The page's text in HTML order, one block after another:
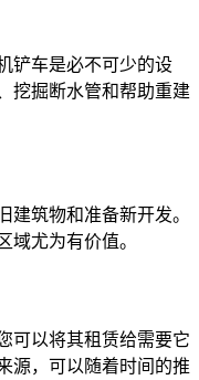
铲车是必不可少的设
挖掘断水管和帮助重建
建筑物和准备新开发。
域尤为有价值。
可以将其租赁给需要它
源，可以随着时间的推